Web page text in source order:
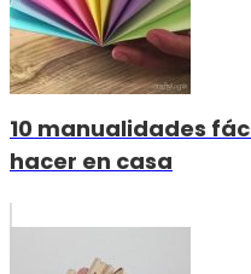
10 manualidades
hacer en casa